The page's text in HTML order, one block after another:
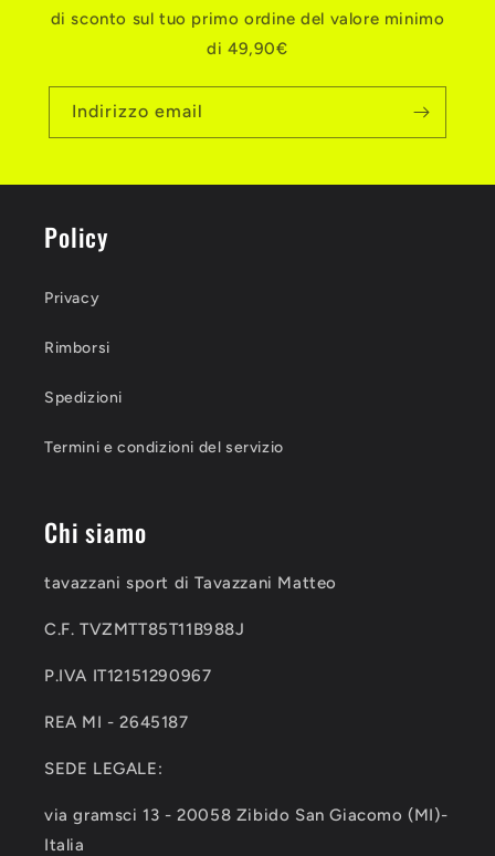
di sconto sul tuo primo ordine del valore minimo
di 49,90€
Indirizzo email
Policy
Privacy
Rimborsi
Spedizioni
Termini e condizioni del servizio
Chi siamo
tavazzani sport di Tavazzani Matteo
C.F. TVZMTT85T11B988J
P.IVA IT12151290967
REA MI - 2645187
SEDE LEGALE:
via gramsci 13 - 20058 Zibido San Giacomo (MI)-
Italia